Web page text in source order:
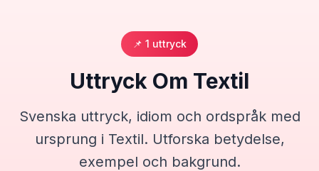
📌 1 uttryck
Uttryck Om Textil
Svenska uttryck, idiom och ordspråk med
ursprung i Textil. Utforska betydelse,
exempel och bakgrund.